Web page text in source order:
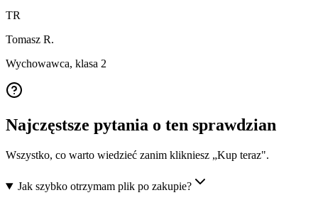
TR
Tomasz R.
Wychowawca, klasa 2
Najczęstsze pytania o ten sprawdzian
Wszystko, co warto wiedzieć zanim klikniesz „Kup teraz".
Jak szybko otrzymam plik po zakupie?